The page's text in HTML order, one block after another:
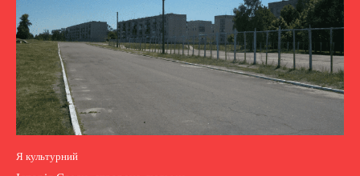
Я культурний